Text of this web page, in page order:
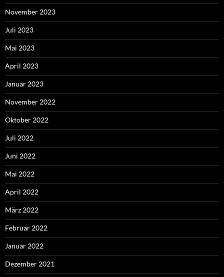
November 2023
Juli 2023
Mai 2023
April 2023
Januar 2023
November 2022
Oktober 2022
Juli 2022
Juni 2022
Mai 2022
April 2022
März 2022
Februar 2022
Januar 2022
Dezember 2021